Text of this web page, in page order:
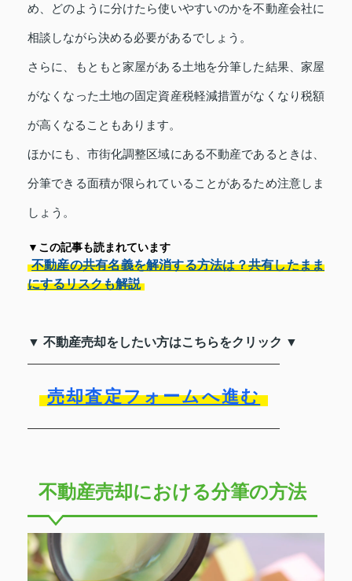
め、どのように分けたら使いやすいのかを不動産会社に
相談しながら決める必要があるでしょう。
さらに、もともと家屋がある土地を分筆した結果、家屋
がなくなった土地の固定資産税軽減措置がなくなり税額
が高くなることもあります。
ほかにも、市街化調整区域にある不動産であるときは、
分筆できる面積が限られていることがあるため注意しま
しょう。
▼この記事も読まれています
不動産の共有名義を解消する方法は？共有したまま
にするリスクも解説
▼ 不動産売却をしたい方はこちらをクリック ▼
売却査定フォームへ進む
不動産売却における分筆の方法